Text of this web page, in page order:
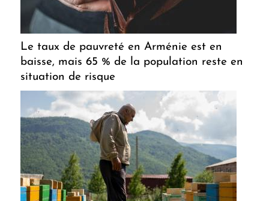
Le taux de pauvreté en Arménie est en
baisse, mais 65 % de la population reste en
situation de risque